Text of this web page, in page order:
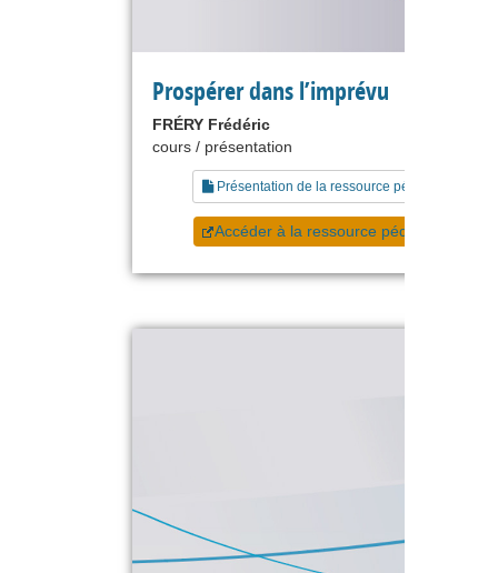
Prospérer dans l’imprévu
FRÉRY Frédéric
cours / présentation
Présentation de la ressource pédagogique
Accéder à la ressource pédagogique